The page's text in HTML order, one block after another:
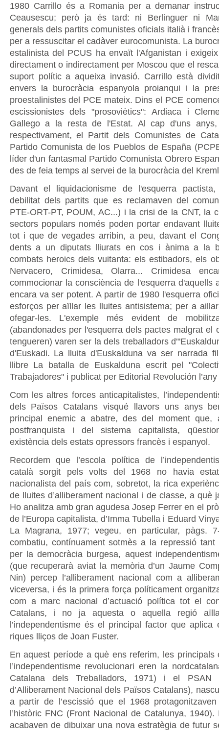
1980 Carrillo és a Romania per a demanar
Ceausescu; però ja és tard: ni Berlinguer ni
generals dels partits comunistes oficials italià i
per a ressuscitar el cadàver eurocomunista. La
estalinista del PCUS ha envaït l'Afganistan i
directament o indirectament per Moscou que el
suport polític a aqueixa invasió. Carrillo està
envers la burocràcia espanyola proianqui i la
proestalinistes del PCE mateix. Dins el PCE
escissionistes dels "prosoviètics": Ardiaca i
Gallego a la resta de l'Estat. Al cap d'uns anys,
respectivament, el Partit dels Comunistes de
Partido Comunista de los Pueblos de España
líder d'un fantasmal Partido Comunista Obrero
des de feia temps al servei de la burocràcia del
Davant el liquidacionisme de l'esquerra
debilitat dels partits que es reclamaven del
PTE-ORT-PT, POUM, AC...) i la crisi de la CNT, la
sectors populars només poden portar endavant
tot i que de vegades arribin, a peu, davant el
dents a un diputats lliurats en cos i ànima a la
combats heroics dels vuitanta: els estibadors, els
Nervacero, Crimidesa, Olarra... Crimidesa
commocionar la consciència de l'esquerra d'aquells
encara va ser potent. A partir de 1980 l'esquerra
esforços per aïllar les lluites antisistema; per a
ofegar-les. L'exemple més evident de
(abandonades per l'esquerra dels pactes malgrat el
tengueren) varen ser la dels treballadors
d'Euskadi. La lluita d'Euskalduna va ser narrada
llibre La batalla de Euskalduna escrit pel
Trabajadores" i publicat per Editorial Revolución
Com les altres forces anticapitalistes,
dels Països Catalans visqué llavors uns anys
principal enemic a abatre, des del moment que,
postfranquista i del sistema capitalista,
existència dels estats opressors francès i espanyol.
Recordem que l’escola política de
català sorgit pels volts del 1968 no havia
nacionalista del país com, sobretot, la rica
de lluites d’alliberament nacional i de classe, a què
Ho analitza amb gran agudesa Josep Ferrer en el
de l’Europa capitalista, d’Imma Tubella i Eduard
La Magrana, 1977; vegeu, en particular, pàgs.
combatiu, contínuament sotmès a la repressió
per la democràcia burgesa, aquest
(que recuperarà aviat la memòria d’un Jaume
Nin) percep l’alliberament nacional com a
viceversa, i és la primera força políticament
com a marc nacional d’actuació política tot el
Catalans, i no ja aquesta o aquella regió
l’independentisme és el principal factor que
riques lliços de Joan Fuster.
En aquest període a què ens referim, les principals
l’independentisme revolucionari eren la
Catalana dels Treballadors, 1971) i el PSAN
d’Alliberament Nacional dels Països Catalans),
a partir de l’escissió que el 1968
l’històric FNC (Front Nacional de Catalunya, 1940).
acabaven de dibuixar una nova estratègia de futur